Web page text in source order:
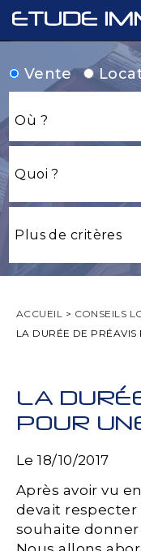
Vente
ACCUEIL > CONSEILS
LA DURÉE DE
LA
POUR
Le 18/10/2017
Après avoir vu
devait respecter
souhaite